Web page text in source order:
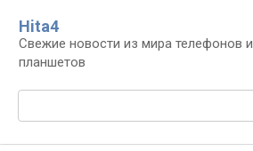
контенту
Нita4
Свежие новости из мира телефонов и
планшетов
Поиск: